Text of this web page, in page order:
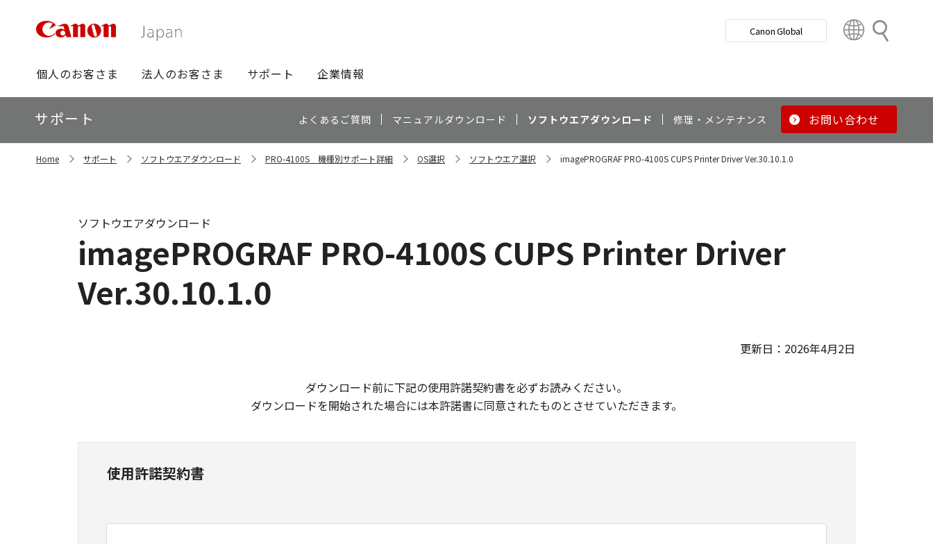
検
グ
ロ
ー
バ
ビ
個人のお客さま 法人のお客さま サポート 企業情報
Canon Global
t
y
ロ
ー
カ
ル
サポート よくあるご質問 マニュアルダウンロード ソフトウエアダウンロード 修理・メンテナンス お問い合わせ
Home サポート ソフトウエアダウンロード PRO-4100S 機種別サポート詳細 OS選択 ソフトウエア選択 imagePROGRAF PRO-4100S CUPS Printer Driver Ver.30.10.1.0
imagePROGRAF PRO-4100S CUPS Printer Driver
Ver.30.10.1.0
ソフトウエアダウンロード
更新日：2026年4月2日
ダウンロード前に下記の使用許諾契約書を必ずお読みください。
ダウンロードを開始された場合には本許諾書に同意されたものとさせていただきます。
使用許諾契約書